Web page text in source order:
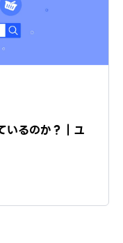
いるのか？｜ユ